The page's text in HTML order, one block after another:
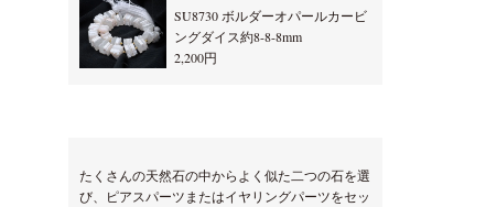
SU8730 ボルダーオパールカービ
ングダイス約8-8-8mm
2,200円
たくさんの天然石の中からよく似た二つの石を選
び、ピアスパーツまたはイヤリングパーツをセッ